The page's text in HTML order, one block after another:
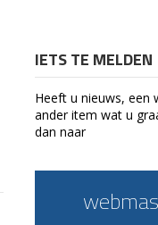
IETS TE MELDEN
Heeft u nieuws, een
ander item wat u
dan naar